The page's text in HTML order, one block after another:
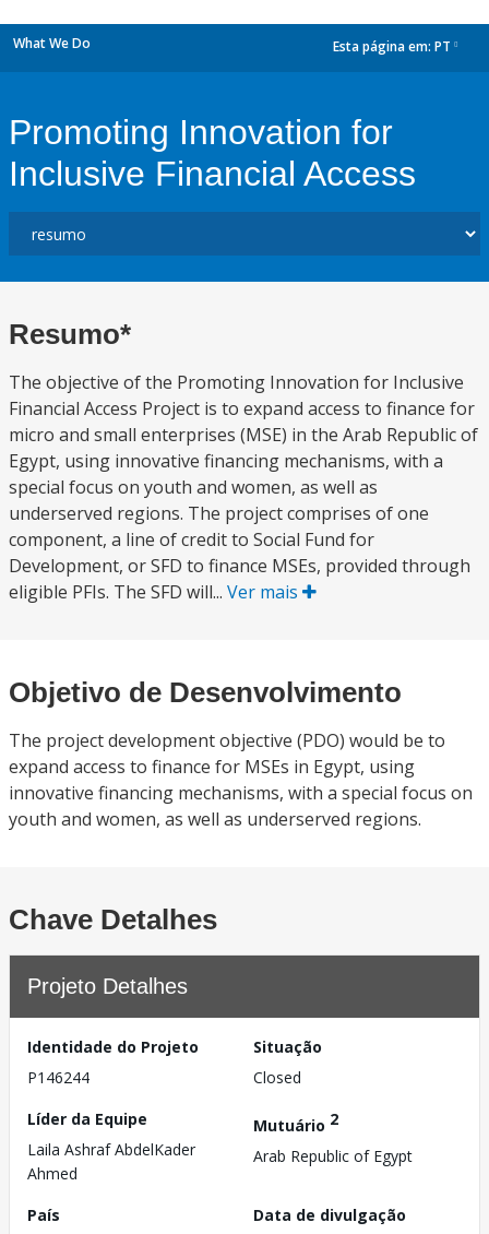
What We Do Esta página em: PT
Promoting Innovation for
Inclusive Financial Access
Resumo*
The objective of the Promoting Innovation for Inclusive
Financial Access Project is to expand access to finance for
micro and small enterprises (MSE) in the Arab Republic of
Egypt, using innovative financing mechanisms, with a
special focus on youth and women, as well as
underserved regions. The project comprises of one
component, a line of credit to Social Fund for
Development, or SFD to finance MSEs, provided through
eligible PFIs. The SFD will... Ver mais
Objetivo de Desenvolvimento
The project development objective (PDO) would be to
expand access to finance for MSEs in Egypt, using
innovative financing mechanisms, with a special focus on
youth and women, as well as underserved regions.
Chave Detalhes
Projeto Detalhes
Identidade do Projeto
P146244
Situação
Closed
Líder da Equipe
Laila Ashraf AbdelKader
Ahmed
Mutuário 2
Arab Republic of Egypt
País
Data de divulgação